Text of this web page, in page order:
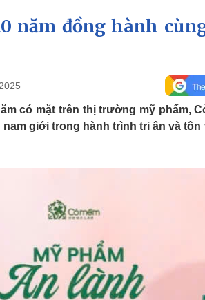
Dự báo thời tiết
Giáo dục
Cuộc
Hồ sơ
Quân sự - Quốc phòng
Vũ khí
Việt Nam
Thể
Bóng
Lịch
Đời sống
Nhà đẹp
Tình yêu - Gia đình
năm đồng hành
có mặt trên thị trường mỹ phẩm,
giới trong hành trình tri ân và